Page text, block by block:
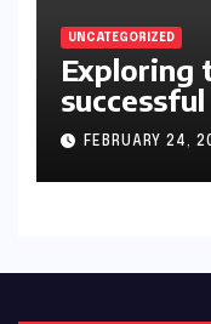
UNCATEGORIZED
Exploring
FEBRUARY 24,